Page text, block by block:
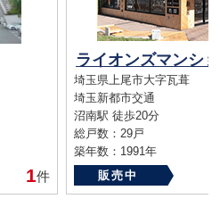
1件
埼玉県上尾市大字瓦葺
埼玉新都市交通
沼南駅 徒歩20分
総戸数：29戸
築年数：1991年
販売中